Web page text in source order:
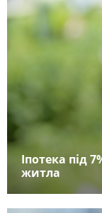
Іпотека під
житла